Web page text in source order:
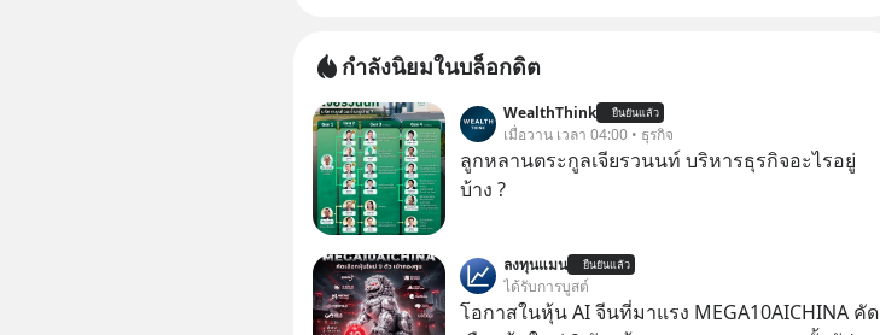
กำลังนิยมในบล็อกดิต
WealthThink ยืนยันแล้ว
เมื่อวาน เวลา 04:00 • ธุรกิจ
ลูกหลานตระกูลเจียรวนนท์ บริหารธุรกิจอะไรอยู่
บ้าง ?
ลงทุนแมน ยืนยันแล้ว
ได้รับการบูสต์
โอกาสในหุ้น AI จีนที่มาแรง MEGA10AICHINA คัด